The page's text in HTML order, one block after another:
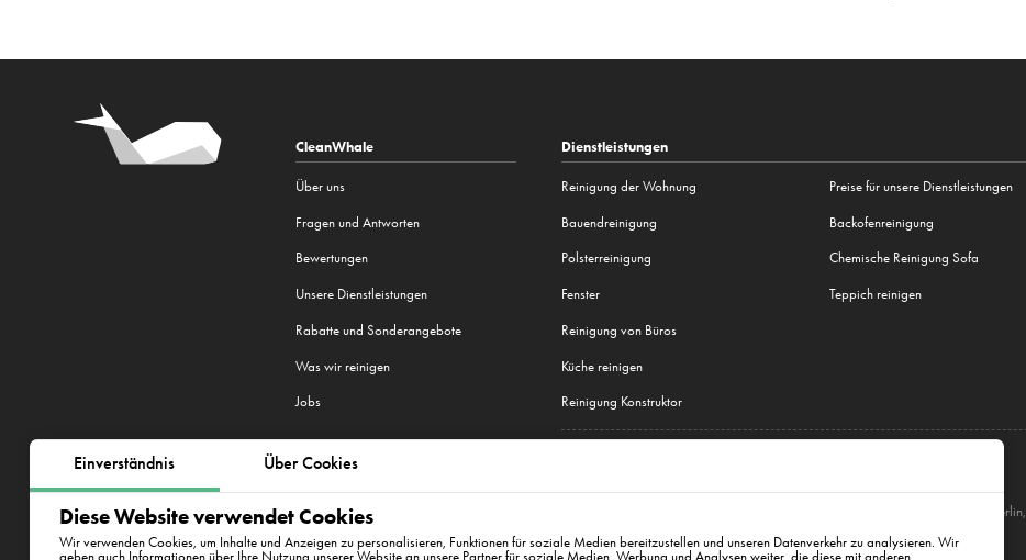
Einverständnis Über Cookies
Diese Website verwendet Cookies
Wir verwenden Cookies, um Inhalte und Anzeigen zu personalisieren, Funktionen für soziale Medien bereitzustellen und unseren Datenverkehr zu analysieren. Wir
geben auch Informationen über Ihre Nutzung unserer Website an unsere Partner für soziale Medien, Werbung und Analysen weiter, die diese mit anderen
CleanWhale
Über uns
Fragen und Antworten
Bewertungen
Unsere Dienstleistungen
Rabatte und Sonderangebote
Was wir reinigen
Jobs
Dienstleistungen
Reinigung der Wohnung
Bauendreinigung
Polsterreinigung
Fenster
Reinigung von Büros
Küche reinigen
Reinigung Konstruktor
Preise für unsere Dienstleistungen
Backofenreinigung
Chemische Reinigung Sofa
Teppich reinigen
Wir sind in 22 Städten tätig: Berlin,
Bratislava, New York